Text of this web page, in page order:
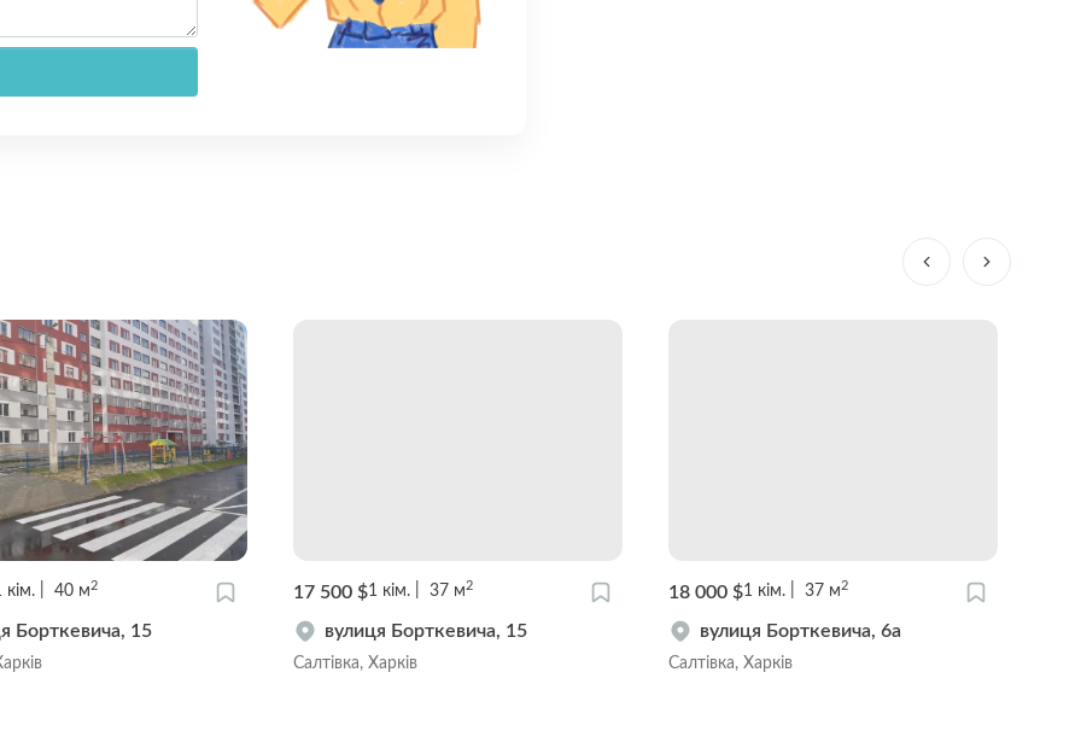
кім. 40 м2
Борткевича, 15
17 500 $1 кім. 37 м2
вулиця Борткевича, 15
Салтівка, Харків
18 000 $1 кім. 37 м2
вулиця Борткевича, 6a
Салтівка, Харків